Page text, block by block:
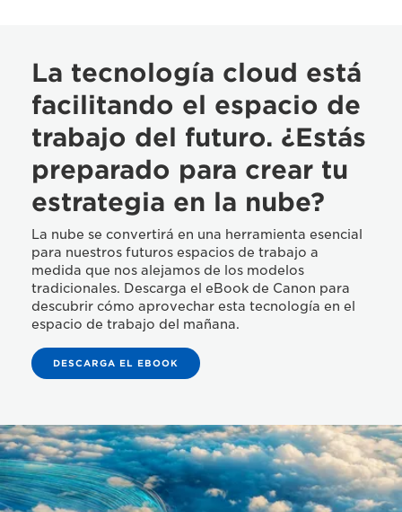
La tecnología cloud está
facilitando el espacio de
trabajo del futuro. ¿Estás
preparado para crear tu
estrategia en la nube?
La nube se convertirá en una herramienta esencial
para nuestros futuros espacios de trabajo a
medida que nos alejamos de los modelos
tradicionales. Descarga el eBook de Canon para
descubrir cómo aprovechar esta tecnología en el
espacio de trabajo del mañana.
DESCARGA EL EBOOK